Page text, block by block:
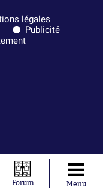
légales
Publicité
Forum Menu